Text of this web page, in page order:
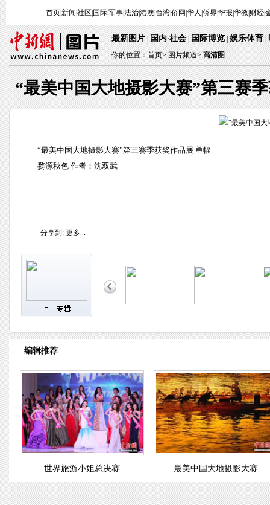
首页|新闻 社区 国际|军事|法治|港澳 台湾|侨网 华人 侨界|华报 华教| 财经|
最新图片|国内·社会|国际博览|娱乐体育|
你的位置：首页>图片频道> 高清图
“最美中国大地摄影大赛”第三赛
“最美中国大地摄影大赛”第三赛季获奖作品展 单幅
婺源秋色 作者：沈双武
分享到: 更多...
编辑推荐
世界旅游小姐总决赛 最美中国大地摄影大赛